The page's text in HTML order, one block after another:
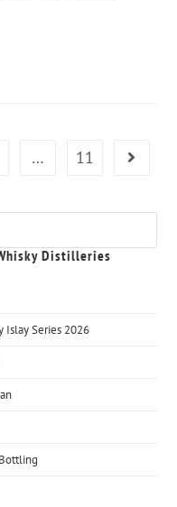
… 11
Distilleries
Islay Series 2026